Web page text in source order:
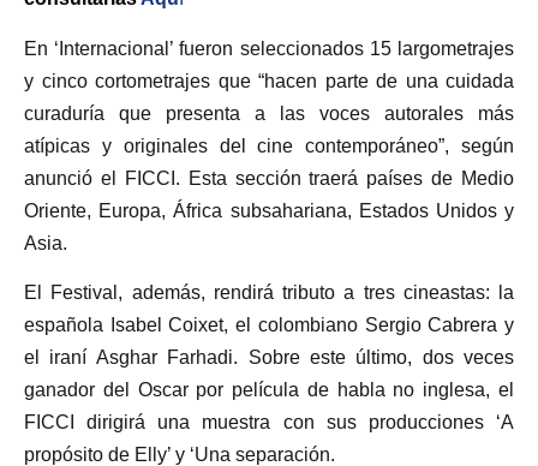
En ‘Internacional’ fueron seleccionados 15 largometrajes
y cinco cortometrajes que “hacen parte de una cuidada
curaduría que presenta a las voces autorales más
atípicas y originales del cine contemporáneo”, según
anunció el FICCI. Esta sección traerá países de Medio
Oriente, Europa, África subsahariana, Estados Unidos y
Asia.
El Festival, además, rendirá tributo a tres cineastas: la
española Isabel Coixet, el colombiano Sergio Cabrera y
el iraní Asghar Farhadi. Sobre este último, dos veces
ganador del Oscar por película de habla no inglesa, el
FICCI dirigirá una muestra con sus producciones ‘A
propósito de Elly’ y ‘Una separación.